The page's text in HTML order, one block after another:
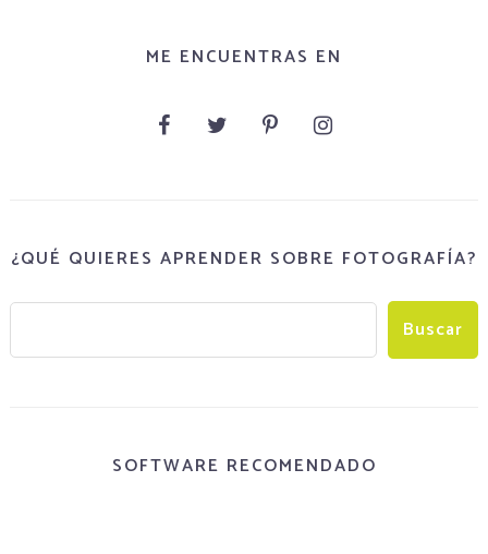
ME ENCUENTRAS EN
¿QUÉ QUIERES APRENDER SOBRE FOTOGRAFÍA?
SOFTWARE RECOMENDADO